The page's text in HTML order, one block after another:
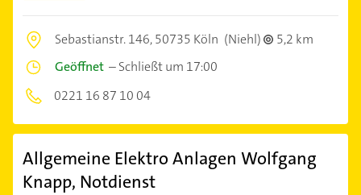
Sebastianstr. 146,50735 Köln (Niehl)
5,2 km
Geöffnet –Schließt um 17:00
0221 16 87 10 04
Allgemeine Elektro Anlagen Wolfgang
Knapp, Notdienst